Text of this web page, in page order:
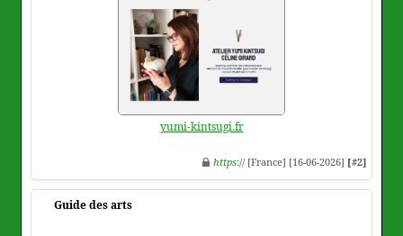
yumi-kintsugi.fr
https:// [France] [16-06-2026] [#2]
Guide des arts